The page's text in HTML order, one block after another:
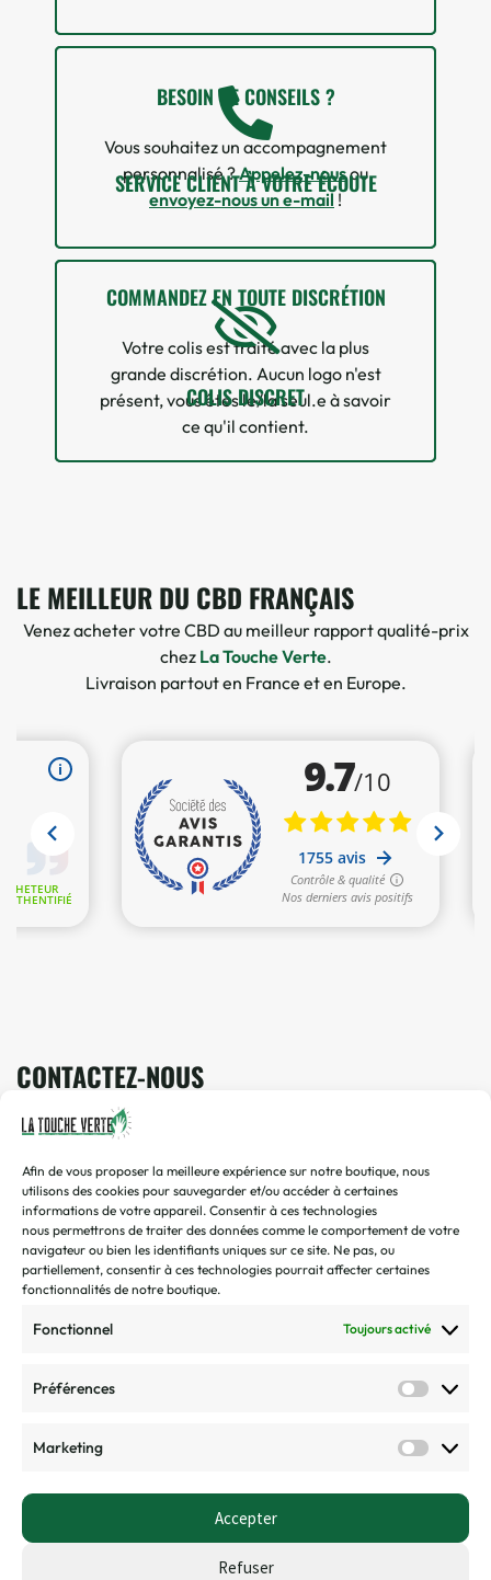
Afin de vous proposer la meilleure expérience sur notre boutique, nous
utilisons des cookies pour sauvegarder et/ou accéder à certaines
informations de votre appareil. Consentir à ces technologies
nous permettrons de traiter des données comme le comportement de votre
navigateur ou bien les identifiants uniques sur ce site. Ne pas, ou
partiellement, consentir à ces technologies pourrait affecter certaines
fonctionnalités de notre boutique.
Fonctionnel Toujours activé
Préférences
Marketing
Accepter
Refuser
SERVICE CLIENT À VOTRE ÉCOUTE
BESOIN DE CONSEILS ?
Vous souhaitez un accompagnement
personnalisé ?Appelez-nousou
envoyez-nous un e-mail!
COLIS DISCRET
COMMANDEZ EN TOUTE DISCRÉTION
Votre colis est traité avec la plus
grande discrétion. Aucun logo n'est
présent, vous êtes le/la seul.e à savoir
ce qu'il contient.
LE MEILLEUR DU CBD FRANÇAIS
Venez acheter votre CBD au meilleur rapport qualité-prix
chez La Touche Verte.
Livraison partout en France et en Europe.
CONTACTEZ-NOUS
Vous avez une question ? Une demande ? Envoyez-nous un
mail !
contact@toucheverte.fr
Vous préférez discuter de vive voix ? Appelez-nous !
07 45 48 16 58
Disponible de 9h00 à 16h30 | Du mardi au vendredi
Nos boutiques